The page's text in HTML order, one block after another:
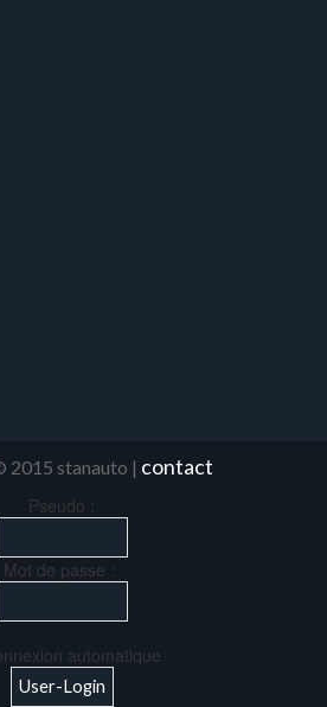
stanauto | contact
Pseudo :
Mot de passe :
automatique